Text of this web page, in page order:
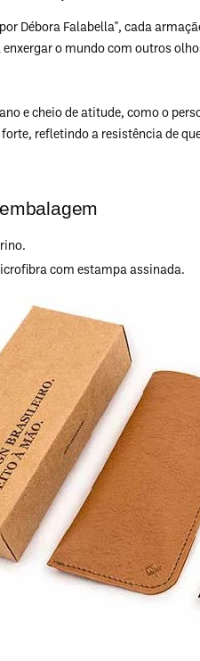
Débora Falabella", cada
o mundo com outros
e cheio de atitude, como o
refletindo a resistência de
com estampa assinada.